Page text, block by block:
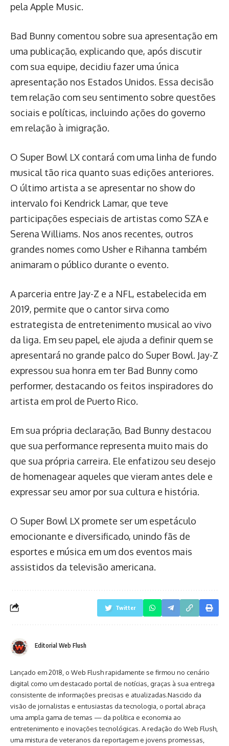
pela Apple Music.
Bad Bunny comentou sobre sua apresentação em
uma publicação, explicando que, após discutir
com sua equipe, decidiu fazer uma única
apresentação nos Estados Unidos. Essa decisão
tem relação com seu sentimento sobre questões
sociais e políticas, incluindo ações do governo
em relação à imigração.
O Super Bowl LX contará com uma linha de fundo
musical tão rica quanto suas edições anteriores.
O último artista a se apresentar no show do
intervalo foi Kendrick Lamar, que teve
participações especiais de artistas como SZA e
Serena Williams. Nos anos recentes, outros
grandes nomes como Usher e Rihanna também
animaram o público durante o evento.
A parceria entre Jay-Z e a NFL, estabelecida em
2019, permite que o cantor sirva como
estrategista de entretenimento musical ao vivo
da liga. Em seu papel, ele ajuda a definir quem se
apresentará no grande palco do Super Bowl. Jay-Z
expressou sua honra em ter Bad Bunny como
performer, destacando os feitos inspiradores do
artista em prol de Puerto Rico.
Em sua própria declaração, Bad Bunny destacou
que sua performance representa muito mais do
que sua própria carreira. Ele enfatizou seu desejo
de homenagear aqueles que vieram antes dele e
expressar seu amor por sua cultura e história.
O Super Bowl LX promete ser um espetáculo
emocionante e diversificado, unindo fãs de
esportes e música em um dos eventos mais
assistidos da televisão americana.
Twitter
Editorial Web Flush
Lançado em 2018, o Web Flush rapidamente se firmou no cenário
digital como um destacado portal de notícias, graças à sua entrega
consistente de informações precisas e atualizadas.Nascido da
visão de jornalistas e entusiastas da tecnologia, o portal abraça
uma ampla gama de temas — da política e economia ao
entretenimento e inovações tecnológicas. A redação do Web Flush,
uma mistura de veteranos da reportagem e jovens promessas,